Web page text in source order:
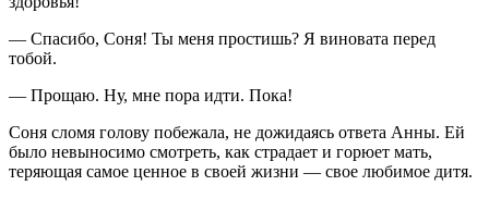
— Спасибо, Соня! Ты меня простишь? Я виновата перед
тобой.
— Прощаю. Ну, мне пора идти. Пока!
Соня сломя голову побежала, не дожидаясь ответа Анны. Ей
было невыносимо смотреть, как страдает и горюет мать,
теряющая самое ценное в своей жизни — свое любимое дитя.